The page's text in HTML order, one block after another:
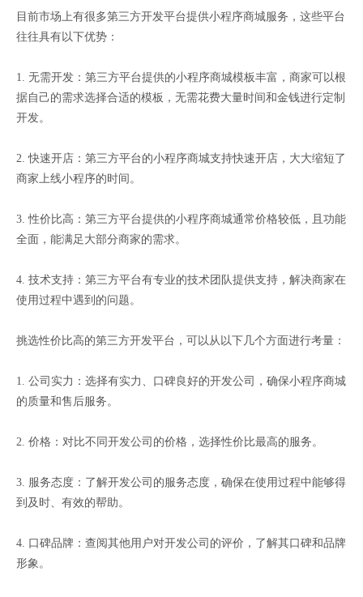
目前市场上有很多第三方开发平台提供小程序商城服务，这些平台
往往具有以下优势：
1. 无需开发：第三方平台提供的小程序商城模板丰富，商家可以根
据自己的需求选择合适的模板，无需花费大量时间和金钱进行定制
开发。
2. 快速开店：第三方平台的小程序商城支持快速开店，大大缩短了
商家上线小程序的时间。
3. 性价比高：第三方平台提供的小程序商城通常价格较低，且功能
全面，能满足大部分商家的需求。
4. 技术支持：第三方平台有专业的技术团队提供支持，解决商家在
使用过程中遇到的问题。
挑选性价比高的第三方开发平台，可以从以下几个方面进行考量：
1. 公司实力：选择有实力、口碑良好的开发公司，确保小程序商城
的质量和售后服务。
2. 价格：对比不同开发公司的价格，选择性价比最高的服务。
3. 服务态度：了解开发公司的服务态度，确保在使用过程中能够得
到及时、有效的帮助。
4. 口碑品牌：查阅其他用户对开发公司的评价，了解其口碑和品牌
形象。